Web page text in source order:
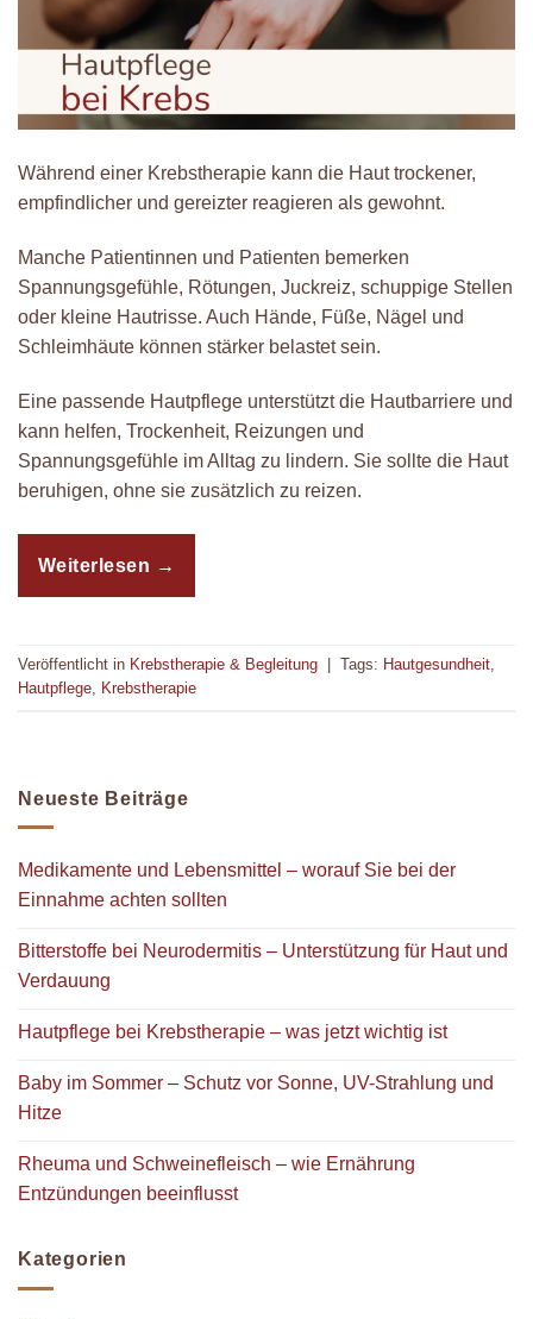
Während einer Krebstherapie kann die Haut trockener,
empfindlicher und gereizter reagieren als gewohnt.
Manche Patientinnen und Patienten bemerken
Spannungsgefühle, Rötungen, Juckreiz, schuppige Stellen
oder kleine Hautrisse. Auch Hände, Füße, Nägel und
Schleimhäute können stärker belastet sein.
Eine passende Hautpflege unterstützt die Hautbarriere und
kann helfen, Trockenheit, Reizungen und
Spannungsgefühle im Alltag zu lindern. Sie sollte die Haut
beruhigen, ohne sie zusätzlich zu reizen.
Weiterlesen →
Veröffentlicht in Krebstherapie & Begleitung Tags: Hautgesundheit
Hautpflege
Krebstherapie
Neueste Beiträge
Medikamente und Lebensmittel – worauf Sie bei der
Einnahme achten sollten
Bitterstoffe bei Neurodermitis – Unterstützung für Haut und
Verdauung
Hautpflege bei Krebstherapie – was jetzt wichtig ist
Baby im Sommer – Schutz vor Sonne, UV-Strahlung und
Hitze
Rheuma und Schweinefleisch – wie Ernährung
Entzündungen beeinflusst
Kategorien